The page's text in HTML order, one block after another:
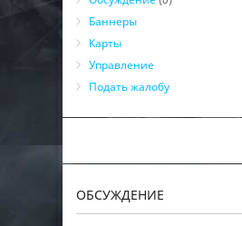
Баннеры
Карты
Управление
Подать жалобу
ОБСУЖДЕНИЕ